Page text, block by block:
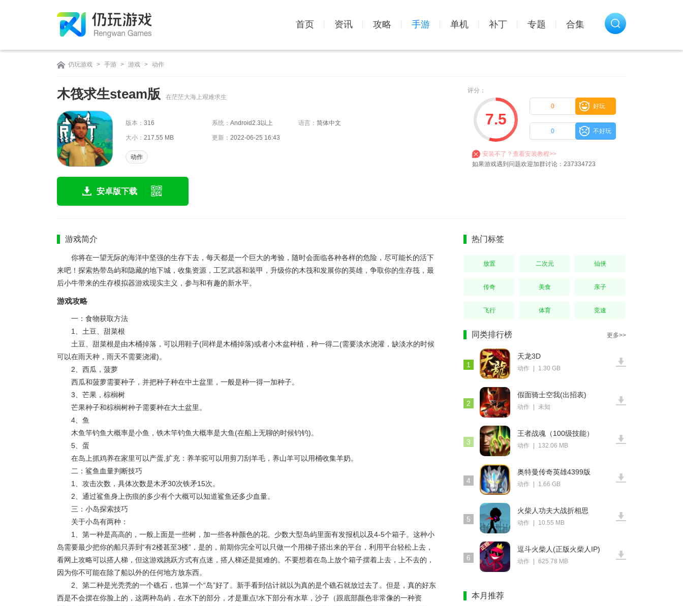
首页 资讯 攻略 手游 单机 补丁 专题 合集
仍玩游戏 > 手游 > 游戏 > 动作
评分：
7.5
好玩
0
不好玩
0
木筏求生steam版 在茫茫大海上艰难求生
版本： 316 系统： Android2.3以上 语言： 简体中文
大小： 217.55 MB 更新： 2022-06-25 16:43
动作
安卓版下载
安装不了？查看安装教程>>
如果游戏遇到问题欢迎加群讨论：237334723
游戏简介
你将在一望无际的海洋中坚强的生存下去，每天都是一个巨大的考验，随时会面临各种各样的危险，尽可能长的活下
来吧！探索热带岛屿和隐藏的地下城，收集资源，工艺武器和装甲，升级你的木筏和发展你的英雄，争取你的生存筏，最
后小牛带来的生存模拟器游戏现实主义，参与和有趣的新水平。
游戏攻略
一：食物获取方法
1、土豆、甜菜根
土豆、甜菜根是由木桶掉落，可以用鞋子(同样是木桶掉落)或者小木盆种植，种一得二(需要淡水浇灌，缺淡水的时候
可以在雨天种，雨天不需要浇灌)。
2、西瓜，菠萝
西瓜和菠萝需要种子，并把种子种在中土盆里，一般是种一得一加种子。
3、芒果，棕榈树
芒果种子和棕榈树种子需要种在大土盆里。
4、鱼
木鱼竿钓鱼大概率是小鱼，铁木竿钓鱼大概率是大鱼(在船上无聊的时候钓钓)。
5、蛋
在岛上抓鸡养在家里可以产蛋,扩充：养羊驼可以用剪刀刮羊毛，养山羊可以用桶收集羊奶。
二：鲨鱼血量判断技巧
1、攻击次数，具体次数是木矛30次铁矛15次。
2、通过鲨鱼身上伤痕的多少有个大概可以知道鲨鱼还多少血量。
三：小岛探索技巧
关于小岛有两种：
1、第一种是高高的，一般上面是一些树，加一些各种颜色的花。少数大型岛屿里面有发报机以及4-5个箱子。这种小
岛需要最少把你的船只弄到“有2楼甚至3楼”，是的，前期你完全可以只做一个用梯子搭出来的平台，利用平台轻松上去，
看网上攻略可以搭人梯，但这游戏跳跃方式有点迷，搭人梯还是挺难的。不要想着在岛上放个箱子摆着上去，上不去的，
因为你不可能在除了船以外的任何地方放东西。
2、第二种是光秃秃的一个礁石，也算一个“岛”好了。新手看到估计就以为真的是个礁石就放过去了。但是，真的好东
西是不会摆在你脸上的，这两种岛屿，在水下的部分，才是重点!水下部分有水草，沙子（跟底部颜色非常像的一种资
热门标签
放置 二次元 仙侠
传奇 美食 亲子
飞行 体育 竞速
同类排行榜 更多>>
1
天龙3D
动作 1.30 GB
2
假面骑士空我(出招表)
动作 未知
3
王者战魂（100级技能）
动作 132.06 MB
4
奥特曼传奇英雄4399版
动作 1.66 GB
5
火柴人功夫大战折相思
动作 10.55 MB
6
逗斗火柴人(正版火柴人IP)
动作 625.78 MB
本月推荐